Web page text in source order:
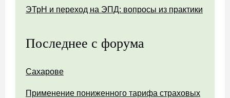
ЭТрН и переход на ЭПД: вопросы из практики
Последнее с форума
Сахарове
Применение пониженного тарифа страховых